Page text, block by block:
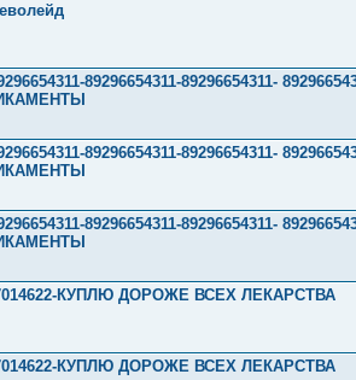
89296654311-89296654311-
89296654311-89296654311-
89296654311-89296654311-
КУПЛЮ ДОРОЖЕ ВСЕХ ЛЕКАРСТВА
КУПЛЮ ДОРОЖЕ ВСЕХ ЛЕКАРСТВА